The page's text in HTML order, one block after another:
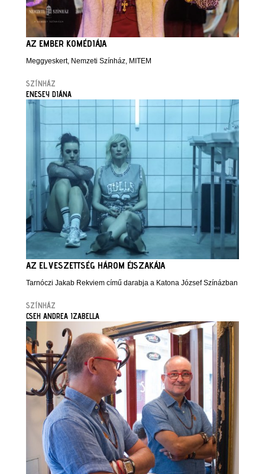
AZ EMBER KOMÉDIÁJA
Meggyeskert, Nemzeti Színház, MITEM
SZÍNHÁZ
ENESEY DIÁNA
AZ ELVESZETTSÉG HÁROM ÉJSZAKÁJA
Tarnóczi Jakab Rekviem című darabja a Katona József Színázban
SZÍNHÁZ
CSEH ANDREA IZABELLA